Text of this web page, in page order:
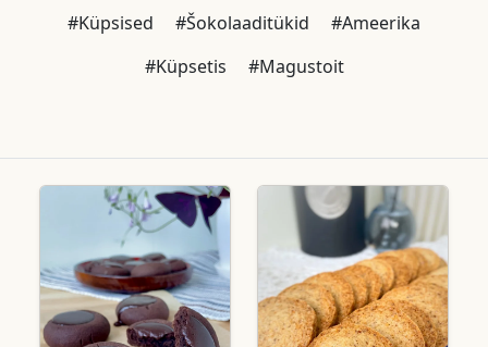
#Küpsised #Šokolaaditükid
#Ameerika
#Küpsetis
#Magustoit